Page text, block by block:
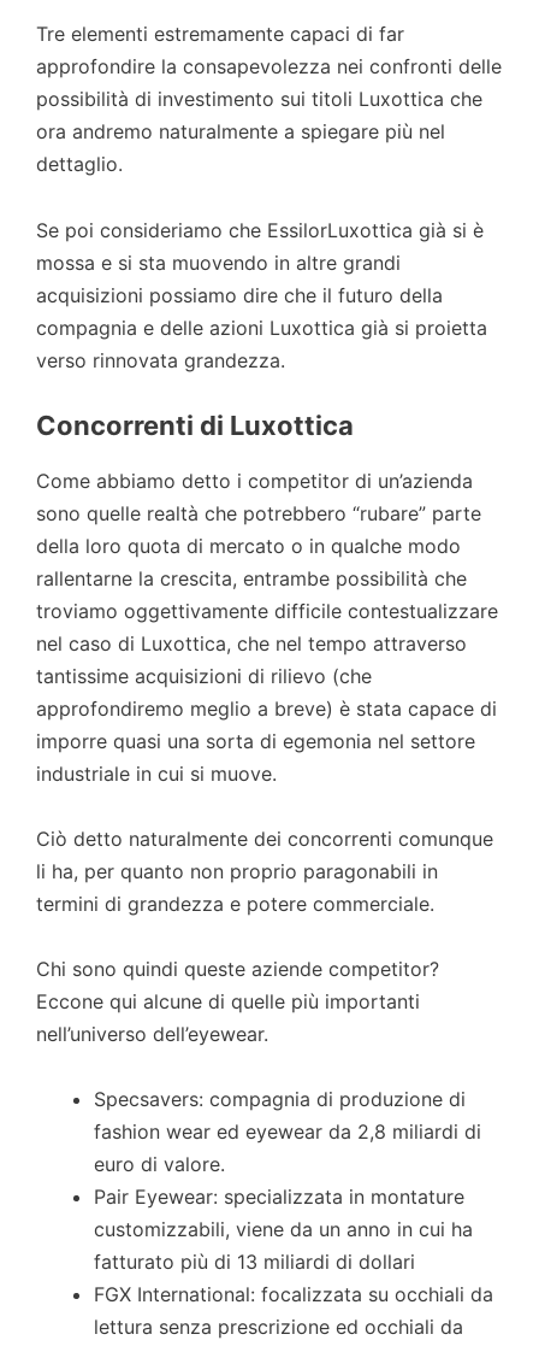
Tre elementi estremamente capaci di far
approfondire la consapevolezza nei confronti delle
possibilità di investimento sui titoli Luxottica che
ora andremo naturalmente a spiegare più nel
dettaglio.
Se poi consideriamo che EssilorLuxottica già si è
mossa e si sta muovendo in altre grandi
acquisizioni possiamo dire che il futuro della
compagnia e delle azioni Luxottica già si proietta
verso rinnovata grandezza.
Concorrenti di Luxottica
Come abbiamo detto i competitor di un’azienda
sono quelle realtà che potrebbero “rubare” parte
della loro quota di mercato o in qualche modo
rallentarne la crescita, entrambe possibilità che
troviamo oggettivamente difficile contestualizzare
nel caso di Luxottica, che nel tempo attraverso
tantissime acquisizioni di rilievo (che
approfondiremo meglio a breve) è stata capace di
imporre quasi una sorta di egemonia nel settore
industriale in cui si muove.
Ciò detto naturalmente dei concorrenti comunque
li ha, per quanto non proprio paragonabili in
termini di grandezza e potere commerciale.
Chi sono quindi queste aziende competitor?
Eccone qui alcune di quelle più importanti
nell’universo dell’eyewear.
Specsavers: compagnia di produzione di
fashion wear ed eyewear da 2,8 miliardi di
euro di valore.
Pair Eyewear: specializzata in montature
customizzabili, viene da un anno in cui ha
fatturato più di 13 miliardi di dollari
FGX International: focalizzata su occhiali da
lettura senza prescrizione ed occhiali da